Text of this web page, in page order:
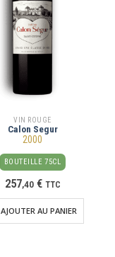
VIN ROUGE
Calon Segur
2000
BOUTEILLE 75CL
257,40 € TTC
AJOUTER AU PANIER